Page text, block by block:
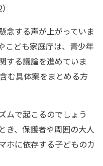
念する声が上がっていま
こども家庭庁は、⻘少年
する議論を進めていま
む具体案をまとめる方
ムで起こるのでしょう
き、保護者や周囲の大人
に依存する子どものカ